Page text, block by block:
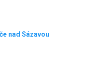
nad Sázavou